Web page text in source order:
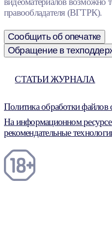
правообладателя (ВГТРК).
Сообщить об опечатке
Обращение в
СТАТЬИ ЖУРНАЛА
Политика обработки файлов
На информационном
рекомендательные